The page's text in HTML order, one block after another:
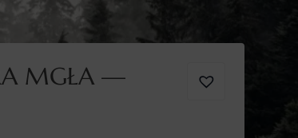
MGŁA —